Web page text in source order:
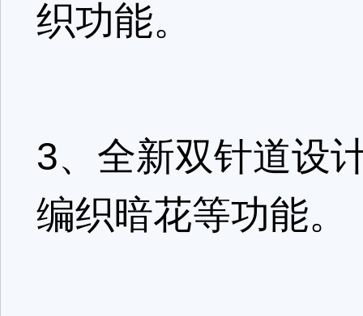
织功能。
3、全新双针道设
编织暗花等功能。